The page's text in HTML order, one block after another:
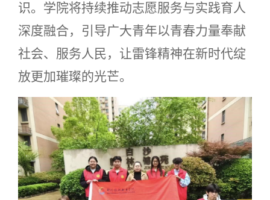
识。学院将持续推动志愿服务与实践育人
深度融合，引导广大青年以青春力量奉献
社会、服务人民，让雷锋精神在新时代绽
放更加璀璨的光芒。